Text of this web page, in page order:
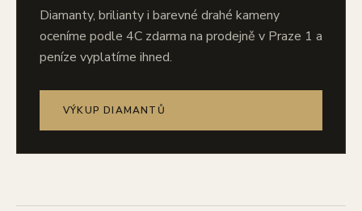
Diamanty, brilianty i barevné drahé kameny
oceníme podle 4C zdarma na prodejně v Praze 1 a
peníze vyplatíme ihned.
VÝKUP DIAMANTŮ